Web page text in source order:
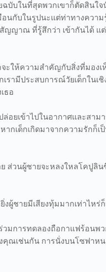
บในที่สุดพวกเขาก็ตัดสินใ
กับในรูปนะแต่ท่าทางควา
ญญาณ ที่รู้สึกว่า เข้ากันได้
จะให้ความสำคัญกับสิ่งที่ม
เรามีประสบการณ์วัยเด็ก
ธอ
อยเข้าไปในอากาศและส
เด็กเกิดมาจากความรักก็
ส่วนผู้ชายจะหลงใหลโคปู
ชายมีเสียงทุ้มมากเท่าไหร่
ารทดลองถือกาแฟร้อนพว
ณเช่นกัน การนั่งบนโซฟา